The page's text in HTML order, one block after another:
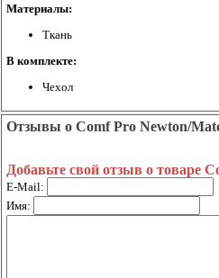
Материалы:
Ткань
В комплекте:
Чехол
Отзывы о Comf Pro Newton/
Добавьте свой отзыв о товаре
E-Mail:
Имя: